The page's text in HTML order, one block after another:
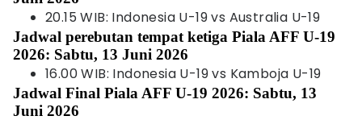
20.15 WIB: Indonesia U-19 vs Australia U-19
Jadwal perebutan tempat ketiga Piala AFF U-19
2026: Sabtu, 13 Juni 2026
16.00 WIB: Indonesia U-19 vs Kamboja U-19
Jadwal Final Piala AFF U-19 2026: Sabtu, 13
Juni 2026